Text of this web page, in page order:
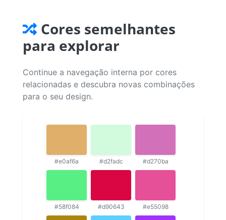
Cores semelhantes
para explorar
Continue a navegação interna por cores
relacionadas e descubra novas combinações
para o seu design.
#e0af6a #d2fadc #d270ba
#58f084 #d90643 #e55098